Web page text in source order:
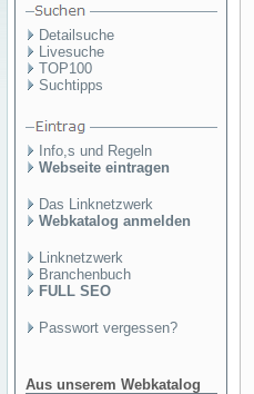
Detailsuche
Livesuche
TOP100
Suchtipps
Info,s und Regeln
Webseite eintragen
Das Linknetzwerk
Webkatalog anmelden
Linknetzwerk
Branchenbuch
FULL SEO
Passwort vergessen?
Aus unserem Webkatalog